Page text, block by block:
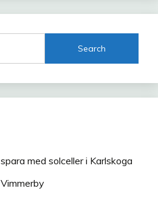
med solceller i Karlskoga